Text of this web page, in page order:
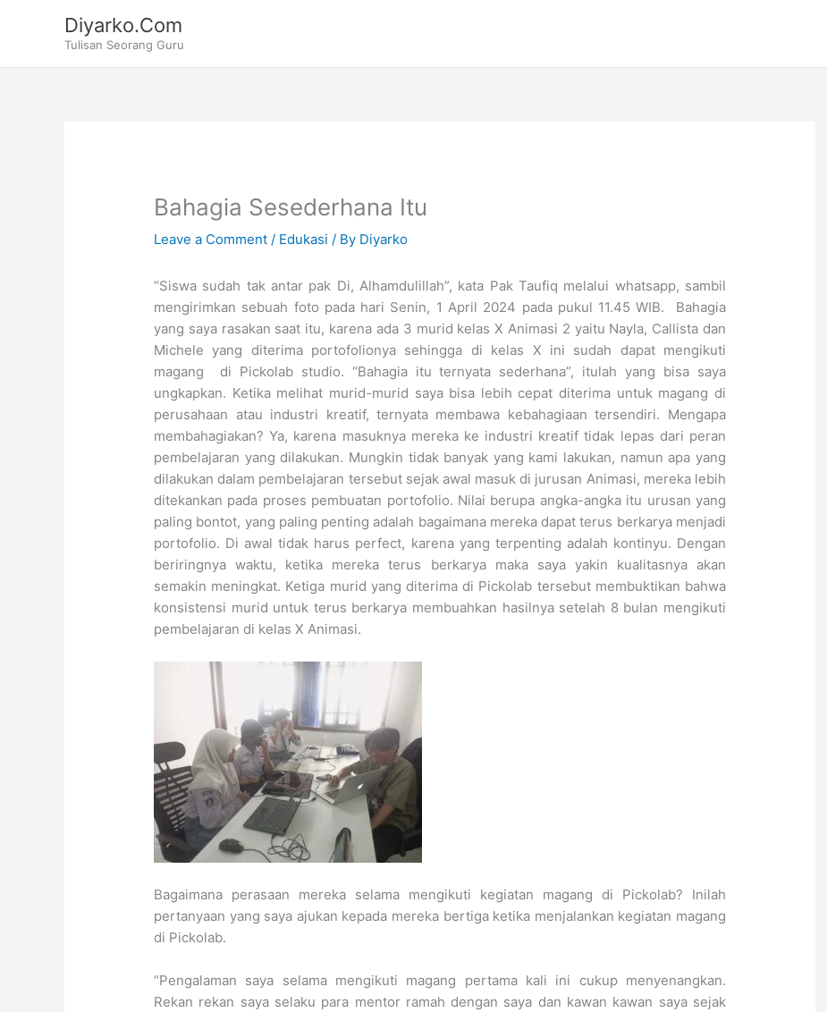
Diyarko.Com
Tulisan Seorang Guru
Bahagia Sesederhana Itu
Leave a Comment / Edukasi / By Diyarko
“Siswa sudah tak antar pak Di, Alhamdulillah”, kata Pak Taufiq melalui whatsapp, sambil
mengirimkan sebuah foto pada hari Senin, 1 April 2024 pada pukul 11.45 WIB. Bahagia
yang saya rasakan saat itu, karena ada 3 murid kelas X Animasi 2 yaitu Nayla, Callista dan
Michele yang diterima portofolionya sehingga di kelas X ini sudah dapat mengikuti
magang di Pickolab studio. “Bahagia itu ternyata sederhana”, itulah yang bisa saya
ungkapkan. Ketika melihat murid-murid saya bisa lebih cepat diterima untuk magang di
perusahaan atau industri kreatif, ternyata membawa kebahagiaan tersendiri. Mengapa
membahagiakan? Ya, karena masuknya mereka ke industri kreatif tidak lepas dari peran
pembelajaran yang dilakukan. Mungkin tidak banyak yang kami lakukan, namun apa yang
dilakukan dalam pembelajaran tersebut sejak awal masuk di jurusan Animasi, mereka lebih
ditekankan pada proses pembuatan portofolio. Nilai berupa angka-angka itu urusan yang
paling bontot, yang paling penting adalah bagaimana mereka dapat terus berkarya menjadi
portofolio. Di awal tidak harus perfect, karena yang terpenting adalah kontinyu. Dengan
beriringnya waktu, ketika mereka terus berkarya maka saya yakin kualitasnya akan
semakin meningkat. Ketiga murid yang diterima di Pickolab tersebut membuktikan bahwa
konsistensi murid untuk terus berkarya membuahkan hasilnya setelah 8 bulan mengikuti
pembelajaran di kelas X Animasi.
Bagaimana perasaan mereka selama mengikuti kegiatan magang di Pickolab? Inilah
pertanyaan yang saya ajukan kepada mereka bertiga ketika menjalankan kegiatan magang
di Pickolab.
“Pengalaman saya selama mengikuti magang pertama kali ini cukup menyenangkan.
Rekan rekan saya selaku para mentor ramah dengan saya dan kawan kawan saya sejak